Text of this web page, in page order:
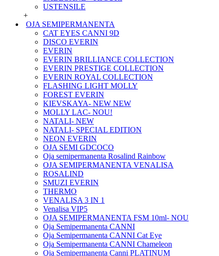
USTENSILE
+
OJA SEMIPERMANENTA
CAT EYES CANNI 9D
DISCO EVERIN
EVERIN
EVERIN BRILLIANCE COLLECTION
EVERIN PRESTIGE COLLECTION
EVERIN ROYAL COLLECTION
FLASHING LIGHT MOLLY
FOREST EVERIN
KIEVSKAYA- NEW NEW
MOLLY LAC- NOU!
NATALI- NEW
NATALI- SPECIAL EDITION
NEON EVERIN
OJA SEMI GDCOCO
Oja semipermanenta Rosalind Rainbow
OJA SEMIPERMANENTA VENALISA
ROSALIND
SMUZI EVERIN
THERMO
VENALISA 3 IN 1
Venalisa VIP5
OJA SEMIPERMANENTA FSM 10ml- NOU
Oja Semipermanenta CANNI
Oja Semipermanenta CANNI Cat Eye
Oja Semipermanenta CANNI Chameleon
Oja Semipermanenta Canni PLATINUM